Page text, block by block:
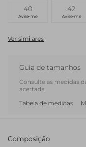
40
Avise-me
42
Avise-me
Ver similares
Guia de tamanhos
Consulte as medidas
acertada
Tabela de medidas
Composição